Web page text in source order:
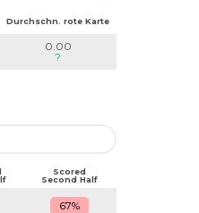
Durchschn. rote Karte
0.00
?
Scored
Second Half
67%